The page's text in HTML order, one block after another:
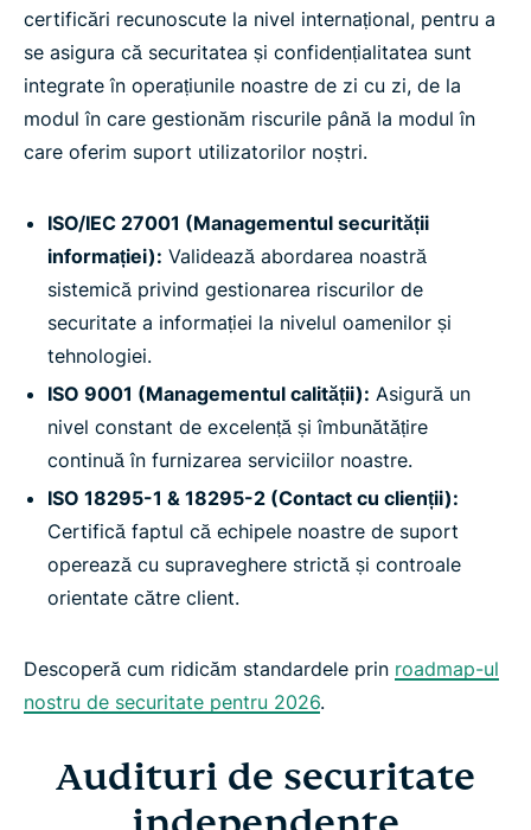
certificări recunoscute la nivel internațional, pentru a
se asigura că securitatea și confidențialitatea sunt
integrate în operațiunile noastre de zi cu zi, de la
modul în care gestionăm riscurile până la modul în
care oferim suport utilizatorilor noștri.
ISO/IEC 27001 (Managementul securității
informației): Validează abordarea noastră
sistemică privind gestionarea riscurilor de
securitate a informației la nivelul oamenilor și
tehnologiei.
ISO 9001 (Managementul calității): Asigură un
nivel constant de excelență și îmbunătățire
continuă în furnizarea serviciilor noastre.
ISO 18295-1 & 18295-2 (Contact cu clienții):
Certifică faptul că echipele noastre de suport
operează cu supraveghere strictă și controale
orientate către client.
Descoperă cum ridicăm standardele prin roadmap-ul
nostru de securitate pentru 2026.
Audituri de securitate